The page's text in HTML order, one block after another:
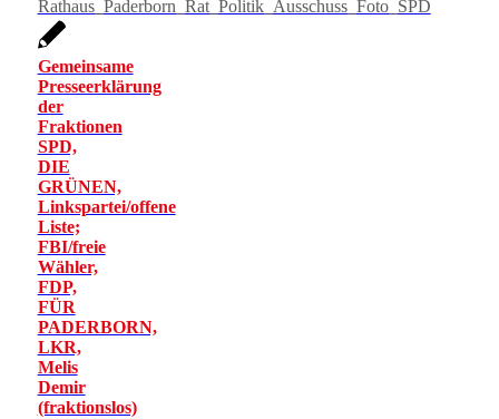
Gemeinsame
Presseerklärung
der
Fraktionen
SPD,
DIE
GRÜNEN,
Linkspartei/offene
Liste;
FBI/freie
Wähler,
FDP,
FÜR
PADERBORN,
LKR,
Melis
Demir
(fraktionslos)